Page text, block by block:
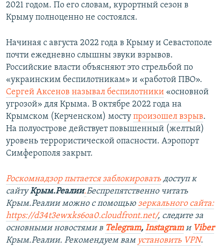
2021 годом. По его словам, курортный сезон в
Крыму полноценно не состоялся.
Начиная с августа 2022 года в Крыму и Севастополе
почти ежедневно слышны звуки взрывов.
Российские власти объясняют это стрельбой по
«украинским беспилотникам» и «работой ПВО».
Сергей Аксенов называл беспилотники «основной
угрозой» для Крыма. В октябре 2022 года на
Крымском (Керченском) мосту произошел взрыв.
На полуострове действует повышенный (желтый)
уровень террористической опасности. Аэропорт
Симферополя закрыт.
Роскомнадзор пытается заблокировать доступ к
сайтуКрым.Реалии.Беспрепятственно читать
Крым.Реалии можно с помощью зеркального сайта:
https://d34t3ewxks6oa0.cloudfront.net/, следите за
основными новостями в Telegram, Instagramи Viber
Крым.Реалии. Рекомендуем вам установить VPN.